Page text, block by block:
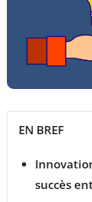
EN BREF
succès